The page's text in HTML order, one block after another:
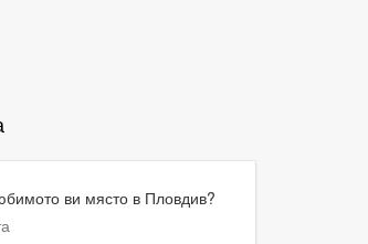
ви място в Пловдив?